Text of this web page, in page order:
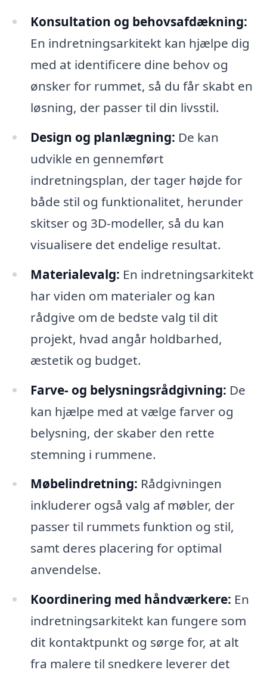
Konsultation og behovsafdækning:
En indretningsarkitekt kan hjælpe dig
med at identificere dine behov og
ønsker for rummet, så du får skabt en
løsning, der passer til din livsstil.
Design og planlægning: De kan
udvikle en gennemført
indretningsplan, der tager højde for
både stil og funktionalitet, herunder
skitser og 3D-modeller, så du kan
visualisere det endelige resultat.
Materialevalg: En indretningsarkitekt
har viden om materialer og kan
rådgive om de bedste valg til dit
projekt, hvad angår holdbarhed,
æstetik og budget.
Farve- og belysningsrådgivning: De
kan hjælpe med at vælge farver og
belysning, der skaber den rette
stemning i rummene.
Møbelindretning: Rådgivningen
inkluderer også valg af møbler, der
passer til rummets funktion og stil,
samt deres placering for optimal
anvendelse.
Koordinering med håndværkere: En
indretningsarkitekt kan fungere som
dit kontaktpunkt og sørge for, at alt
fra malere til snedkere leverer det